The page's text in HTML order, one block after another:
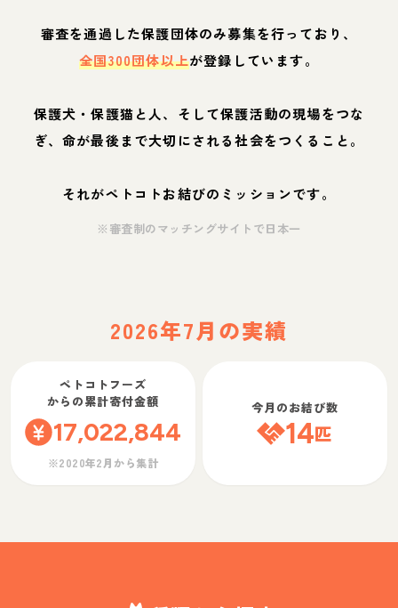
審査を通過した保護団体のみ募集を行っており、
全国300団体以上が登録しています。
保護犬・保護猫と人、そして保護活動の現場をつな
ぎ、命が最後まで大切にされる社会をつくること。
それがペトコトお結びのミッションです。
※審査制のマッチングサイトで日本一
2026年7月の実績
ペトコトフーズ
からの累計寄付金額
17,022,844
※2020年2月から集計
今月のお結び数
14匹